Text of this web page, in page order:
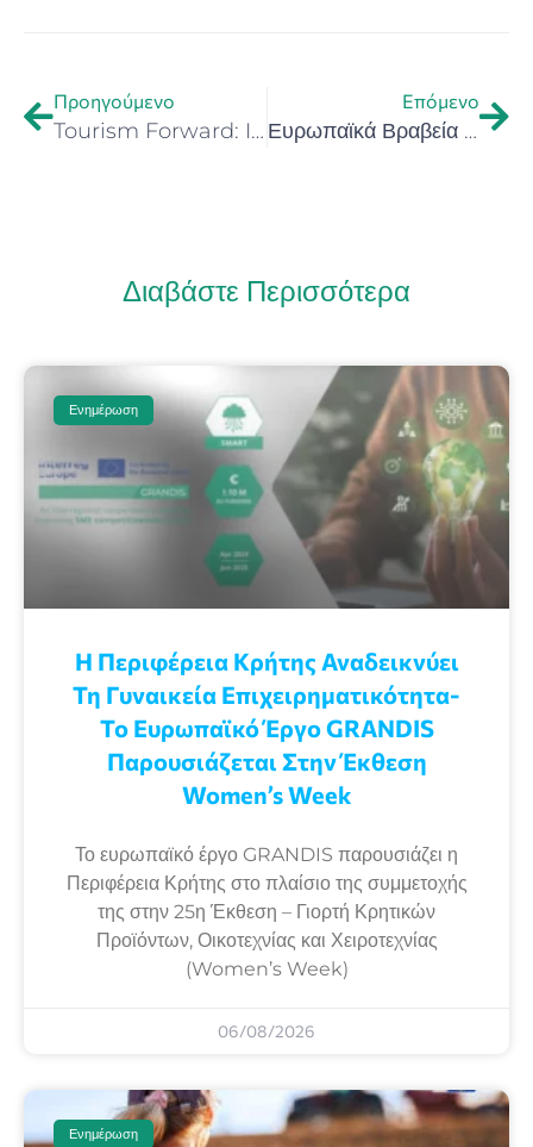
Προηγούμενο
Tourism Forward: Innovation & Startup Edition (19 Μαΐου 2025 – ΕΛΜΕΠΑ)
Επόμενο
Ευρωπαϊκά Βραβεία Προώθησης της Επιχειρηματικότητας 2025 (EEPA 2025) – Ανοιχτή Πρόσκληση Συμμετοχής για Επιχειρήσεις & Φορείς Στήριξης της Επιχειρηματικότητας
Διαβάστε Περισσότερα
Ενημέρωση
Η Περιφέρεια Κρήτης Αναδεικνύει
Τη Γυναικεία Επιχειρηματικότητα-
Το Ευρωπαϊκό Έργο GRANDIS
Παρουσιάζεται Στην Έκθεση
Women’s Week
Το ευρωπαϊκό έργο GRANDIS παρουσιάζει η
Περιφέρεια Κρήτης στο πλαίσιο της συμμετοχής
της στην 25η Έκθεση – Γιορτή Κρητικών
Προϊόντων, Οικοτεχνίας και Χειροτεχνίας
(Women’s Week)
06/08/2026
Ενημέρωση